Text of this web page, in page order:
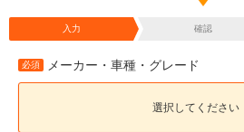
入力 確認
必須 メーカー・車種・グレード
選択してください